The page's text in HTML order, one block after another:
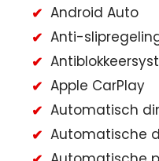
Android Auto
Anti-
Apple CarPlay
Automatisch
Automatische